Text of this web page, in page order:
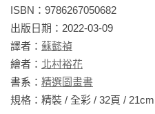
讀者回響
光看書名，以為這是大人才有
人際關係中很常見的問題，摩
解，是一門學問。我相信許多
（蠟燭兩頭燒的職業婦女）
而這些看似簡單的道理，很多
新的一年開始，依舊在繪本裡
編輯小語
人與人之間在相處融洽的時候
品；但是如果吵架了呢？還能
ISBN：9786267050682
出版日期：2022-03-09
譯者： 蘇懿禎
繪者： 北村裕花
書系： 精選圖畫書
規格：精裝 / 全彩 / 32頁